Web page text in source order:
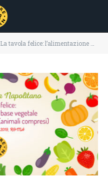
La tavola felice: l’alimentazione a base vegetale per la felicità di tutti (Animali compresi)